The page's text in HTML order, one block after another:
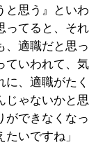
と思う』といわ
ってると、それ
、適職だと思っ
ていわれて、気
、適職がたく
じゃないかと思
ができなくなっ
たいですね」